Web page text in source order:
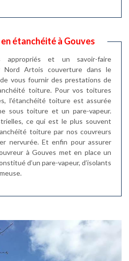
étanchéité à Gouves
appropriés et un savoir-faire
Nord Artois couverture dans le
vous fournir des prestations de
toiture. Pour vos toitures
l’étanchéité toiture est assurée
sous toiture et un pare-vapeur.
ce qui est le plus souvent
toiture par nos couvreurs
nervurée. Et enfin pour assurer
à Gouves met en place un
d’un pare-vapeur, d’isolants